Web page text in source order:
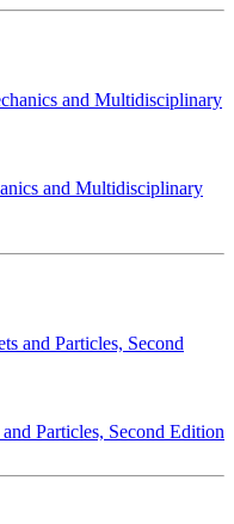
and Multidisciplinary
Particles, Second Edition